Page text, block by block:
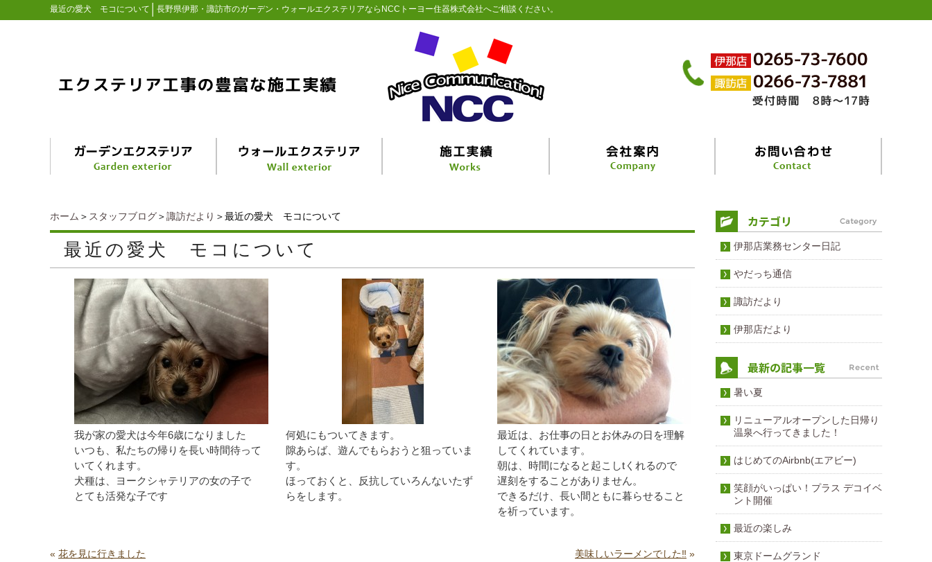
最近の愛犬 モコについて 長野県伊那・諏訪市のガーデン・ウォールエクステリアならNCCトーヨー住器株式会社へご相談ください。
ホーム ＞ スタッフブログ＞諏訪だより ＞最近の愛犬 モコについて
最近の愛犬 モコについて
我が家の愛犬は今年6歳になりました
いつも、私たちの帰りを長い時間待って
いてくれます。
犬種は、ヨークシャテリアの女の子で
とても活発な子です
何処にもついてきます。
隙あらば、遊んでもらおうと狙っていま
す。
ほっておくと、反抗していろんないたず
らをします。
最近は、お仕事の日とお休みの日を理解
してくれています。
朝は、時間になると起こしtくれるので
遅刻をすることがありません。
できるだけ、長い間ともに暮らせること
を祈っています。
« 花を見に行きました 美味しいラーメンでした‼ »
伊那店業務センター日記
やだっち通信
諏訪だより
伊那店だより
暑い夏
リニューアルオープンした日帰り
温泉へ行ってきました！
はじめてのAirbnb(エアビー)
笑顔がいっぱい！プラス デコイベ
ント開催
最近の楽しみ
東京ドームグランド